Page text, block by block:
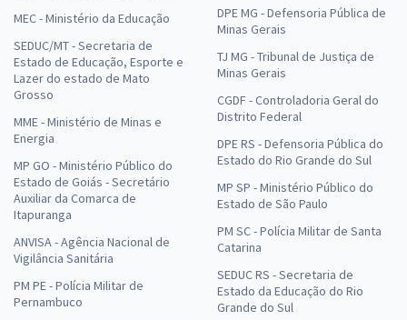
MEC - Ministério da Educação
SEDUC/MT - Secretaria de
Estado de Educação, Esporte e
Lazer do estado de Mato
Grosso
MME - Ministério de Minas e
Energia
MP GO - Ministério Público do
Estado de Goiás - Secretário
Auxiliar da Comarca de
Itapuranga
ANVISA - Agência Nacional de
Vigilância Sanitária
PM PE - Polícia Militar de
Pernambuco
DPE MG - Defensoria Pública de
Minas Gerais
TJ MG - Tribunal de Justiça de
Minas Gerais
CGDF - Controladoria Geral do
Distrito Federal
DPE RS - Defensoria Pública do
Estado do Rio Grande do Sul
MP SP - Ministério Público do
Estado de São Paulo
PM SC - Polícia Militar de Santa
Catarina
SEDUC RS - Secretaria de
Estado da Educação do Rio
Grande do Sul